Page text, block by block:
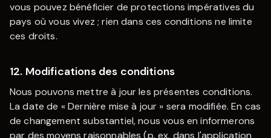
vous pouvez bénéficier de protections impératives du
pays où vous vivez ; rien dans ces conditions ne limite
ces droits.
12. Modifications des conditions
Nous pouvons mettre à jour les présentes conditions.
La date de « Dernière mise à jour » sera modifiée. En cas
de changement substantiel, nous vous en informerons
par des moyens raisonnables (p. ex. dans l'application